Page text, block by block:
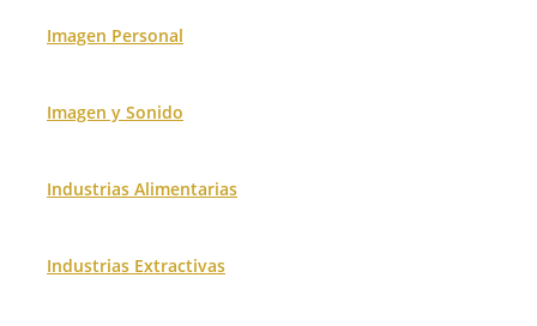
Imagen Personal
Imagen y Sonido
Industrias Alimentarias
Industrias Extractivas